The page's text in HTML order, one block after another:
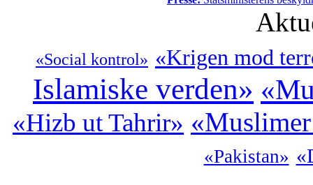
«Social kontrol» «Krigen mod
Islamiske verden»
«Hizb ut Tahrir»
«Pakistan»